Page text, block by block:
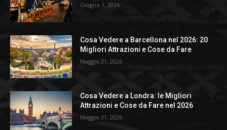
Giugno 7, 2026
Cosa Vedere a Barcellona nel 2026: 20
Migliori Attrazioni e Cose da Fare
Maggio 31, 2026
Cosa Vedere a Londra: le Migliori
Attrazioni e Cose da Fare nel 2026
Maggio 31, 2026